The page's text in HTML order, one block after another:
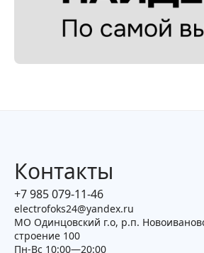
Контакты
+7 985 079-11-46
electrofoks24@yandex.ru
МО Одинцовский г.о, р.п.
строение 100
Пн-Вс 10:00—20:00